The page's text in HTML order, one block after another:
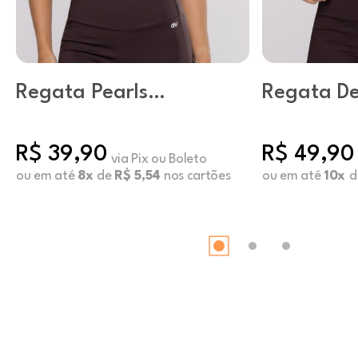
Regata Pearls
R$ 39,90 via Pix ou Boleto
ou em até 8x de R$ 5,54 nos cartões
Regata
R$ 49,90
ou em até 10x